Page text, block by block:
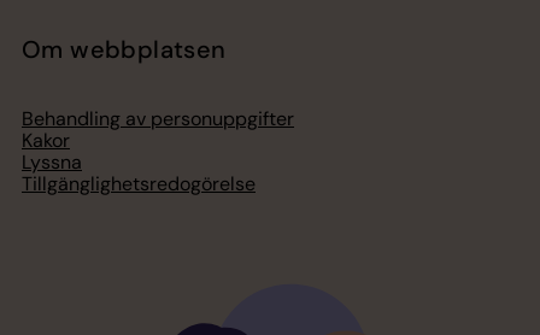
Om webbplatsen
Behandling av personuppgifter
Kakor
Lyssna
Tillgänglighetsredogörelse